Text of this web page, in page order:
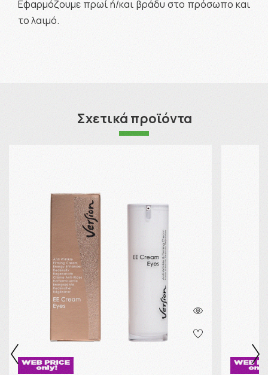
Εφαρμόζουμε πρωί ή/και βράδυ στο πρόσωπο και
το λαιμό.
Σχετικά προϊόντα